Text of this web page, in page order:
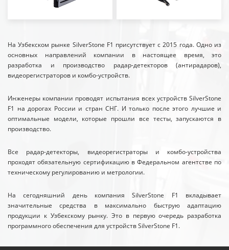
На Узбекском рынке SilverStone F1 присутствует с 2015 года. Одно из
основных направлений компании в настоящее время, это
разработка и производство радар-детекторов (антирадаров),
видеорегистраторов и комбо-устройств.
Инженеры компании проводят испытания всех устройств SilverStone
F1 на дорогах России и стран СНГ. И только после этого лучшие и
оптимальные модели, которые прошли все тесты, запускаются в
производство.
Все радар-детекторы, видеорегистраторы и комбо-устройства
проходят обязательную сертификацию в Федеральном агентстве по
техническому регулированию и метрологии.
На сегодняшний день компания SilverStone F1 вкладывает
значительные средства в максимально быструю адаптацию
продукции к Узбекскому рынку. Это в первую очередь разработка
программного обеспечения для устройств SilverStone F1.